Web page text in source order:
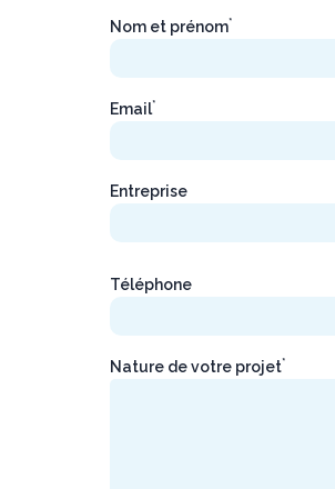
Nom et prénom*
Email*
Entreprise
Téléphone
Nature de votre projet*